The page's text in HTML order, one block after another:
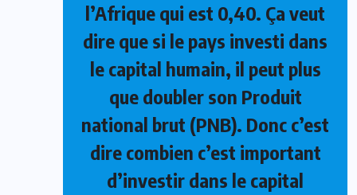
l’Afrique qui est 0,40. Ça veut
dire que si le pays investi dans
le capital humain, il peut plus
que doubler son Produit
national brut (PNB). Donc c’est
dire combien c’est important
d’investir dans le capital